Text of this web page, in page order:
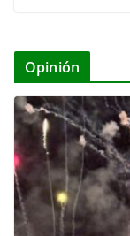
Opinión